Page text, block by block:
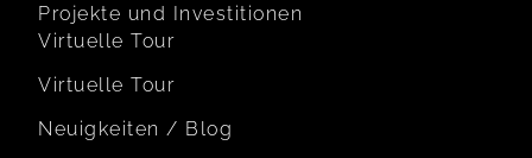
Projekte und Investitionen
Virtuelle Tour
Virtuelle Tour
Neuigkeiten / Blog